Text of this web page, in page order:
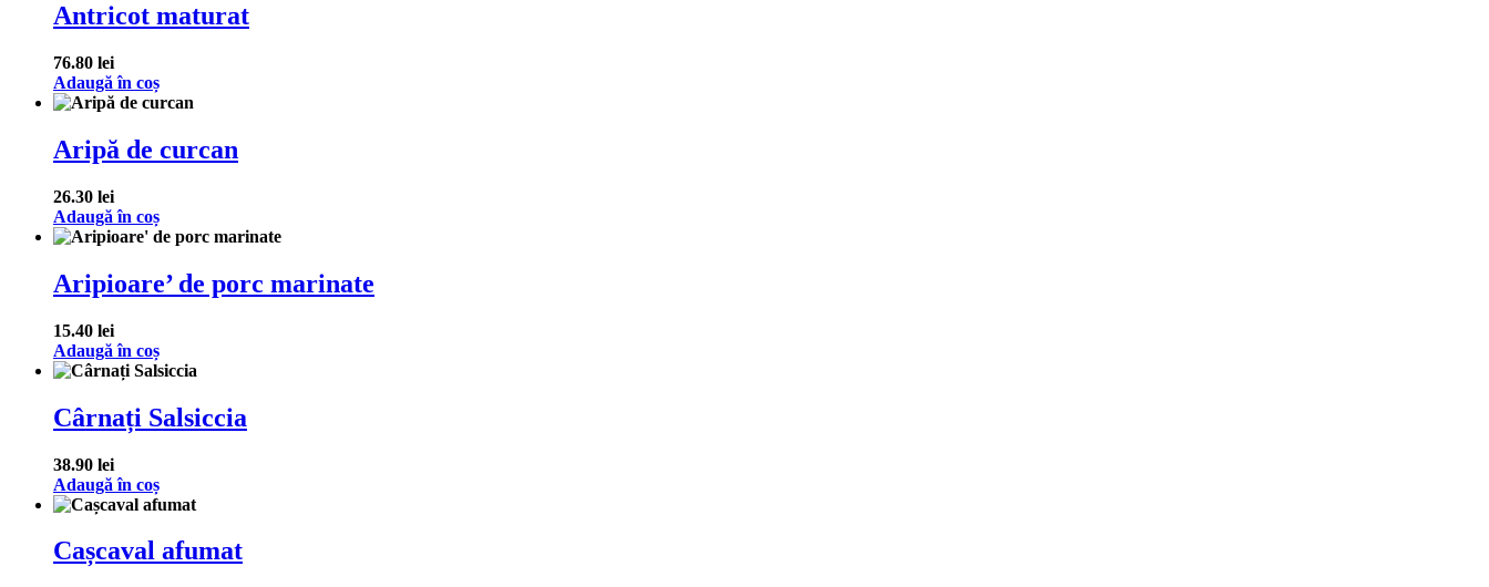
Antricot maturat
76.80 lei
Adaugă în coș
Aripă de curcan
26.30 lei
Adaugă în coș
Aripioare’ de porc marinate
15.40 lei
Adaugă în coș
Cârnați Salsiccia
38.90 lei
Adaugă în coș
Cașcaval afumat